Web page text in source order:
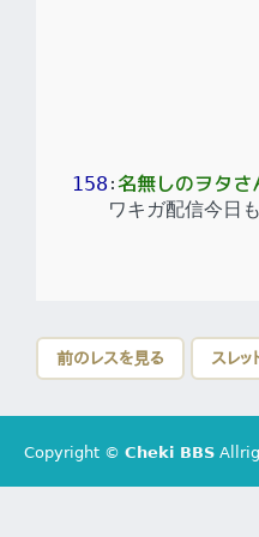
158 ：名無しのヲタさ
ワキガ配信今日
前のレスを見る スレッ
Copyright © Cheki BBS